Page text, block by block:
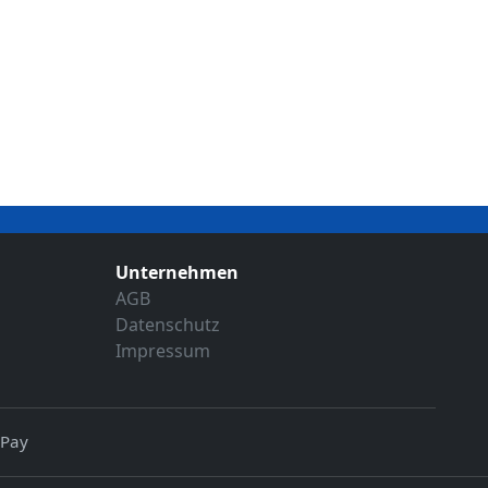
Unternehmen
AGB
Datenschutz
Impressum